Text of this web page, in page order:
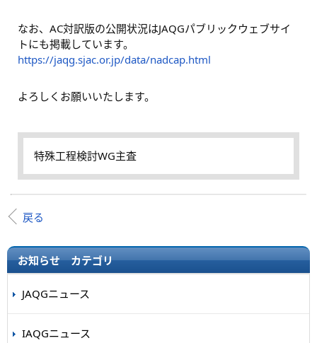
なお、AC対訳版の公開状況はJAQGパブリックウェブサイ
トにも掲載しています。
https://jaqg.sjac.or.jp/data/nadcap.html
よろしくお願いいたします。
特殊工程検討WG主査
戻る
お知らせ カテゴリ
JAQGニュース
IAQGニュース